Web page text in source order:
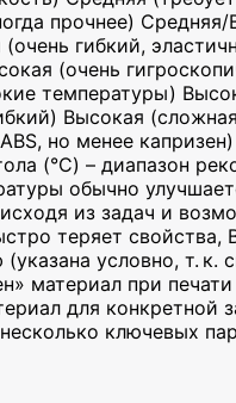
прочнее)
гибкий,
(очень
температуры)
Высокая
но менее
(°C) – диапазон
обычно
из задач и
теряет свойства,
условно, т. к.
материал при
для конкретной
ключевых